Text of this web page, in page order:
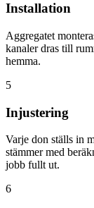
Installation
Aggregatet
kanaler dras till
hemma.
5
Injustering
Varje don ställs in
stämmer med
jobb fullt ut.
6